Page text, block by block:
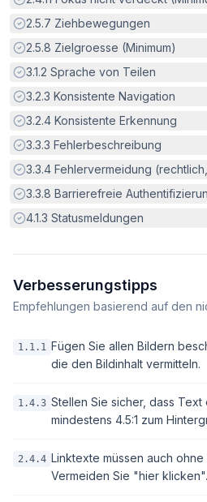
Erfüllt:
2.5.7 Ziehbewegungen
Erfüllt:
2.5.8 Zielgroesse (Minimum)
Erfüllt:
3.1.2 Sprache von Teilen
Erfüllt:
3.2.3 Konsistente Navigation
Erfüllt:
3.2.4 Konsistente Erkennung
Erfüllt:
3.3.3 Fehlerbeschreibung
Erfüllt:
3.3.4 Fehlervermeidung
Erfüllt:
3.3.8 Barrierefreie
Erfüllt:
4.1.3 Statusmeldungen
Verbesserungstipps
Empfehlungen basierend auf den
1.1.1 Fügen Sie allen Bildern
die den Bildinhalt vermitteln.
1.4.3 Stellen Sie sicher, dass Text
mindestens 4.5:1 zum
2.4.4 Linktexte müssen auch
Vermeiden Sie "hier klicken".